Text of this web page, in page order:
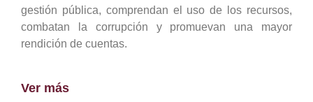
gestión pública, comprendan el uso de los recursos,
combatan la corrupción y promuevan una mayor
rendición de cuentas.
Ver más